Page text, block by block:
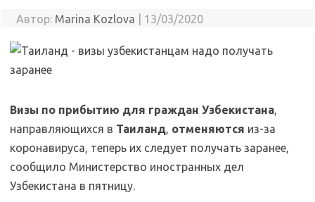
Автор: Marina Kozlova 13/03/2020
Визы по прибытию для граждан Узбекистана,
направляющихся в Таиланд, отменяются из-за
коронавируса, теперь их следует получать заранее,
сообщило Министерство иностранных дел
Узбекистана в пятницу.